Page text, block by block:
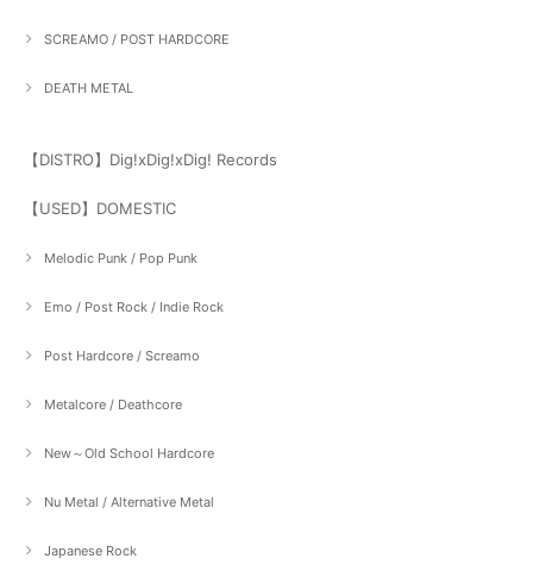
SCREAMO / POST HARDCORE
DEATH METAL
【DISTRO】Dig!xDig!xDig! Records
【USED】DOMESTIC
Melodic Punk / Pop Punk
Emo / Post Rock / Indie Rock
Post Hardcore / Screamo
Metalcore / Deathcore
New～Old School Hardcore
Nu Metal / Alternative Metal
Japanese Rock